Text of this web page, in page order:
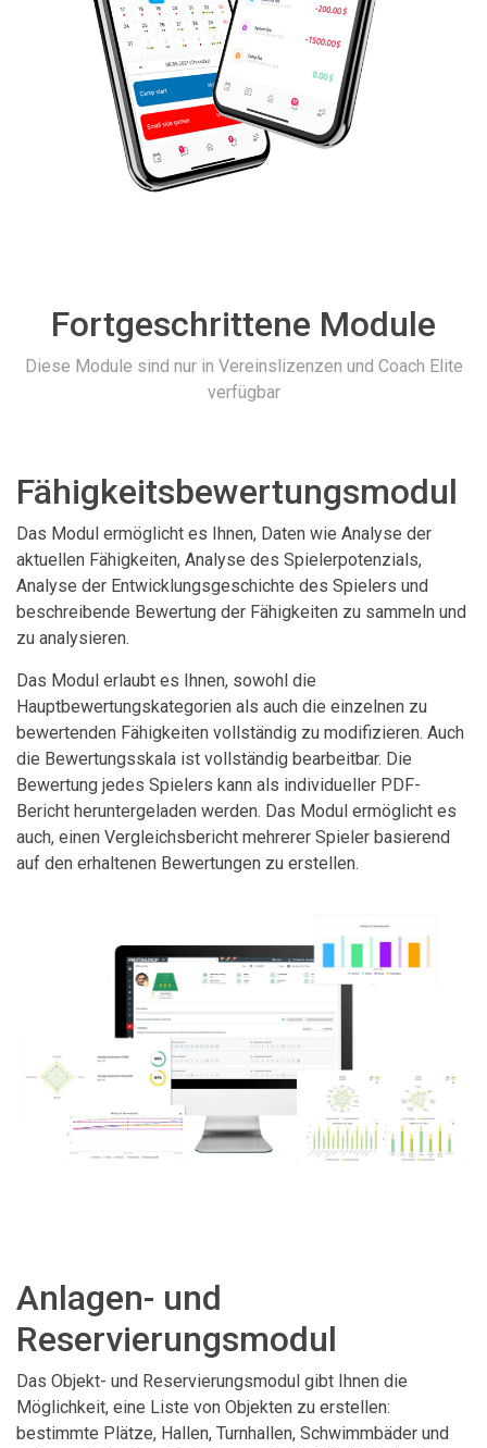
Fortgeschrittene Module
Diese Module sind nur in Vereinslizenzen und Coach Elite
verfügbar
Fähigkeitsbewertungsmodul
Das Modul ermöglicht es Ihnen, Daten wie Analyse der
aktuellen Fähigkeiten, Analyse des Spielerpotenzials,
Analyse der Entwicklungsgeschichte des Spielers und
beschreibende Bewertung der Fähigkeiten zu sammeln und
zu analysieren.
Das Modul erlaubt es Ihnen, sowohl die
Hauptbewertungskategorien als auch die einzelnen zu
bewertenden Fähigkeiten vollständig zu modifizieren. Auch
die Bewertungsskala ist vollständig bearbeitbar. Die
Bewertung jedes Spielers kann als individueller PDF-
Bericht heruntergeladen werden. Das Modul ermöglicht es
auch, einen Vergleichsbericht mehrerer Spieler basierend
auf den erhaltenen Bewertungen zu erstellen.
Anlagen- und
Reservierungsmodul
Das Objekt- und Reservierungsmodul gibt Ihnen die
Möglichkeit, eine Liste von Objekten zu erstellen:
bestimmte Plätze, Hallen, Turnhallen, Schwimmbäder und